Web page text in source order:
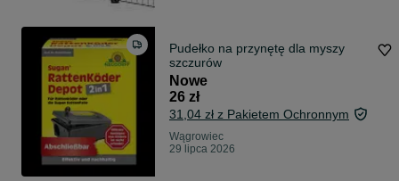
Pudełko na przynętę dla myszy
szczurów
Nowe
26 zł
31,04 zł z Pakietem Ochronnym
Wągrowiec
29 lipca 2026